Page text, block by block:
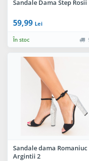
Sandale Dama Step Rosii
59,99 Lei
În stoc
Sandale dama Romaniuc
Argintii 2